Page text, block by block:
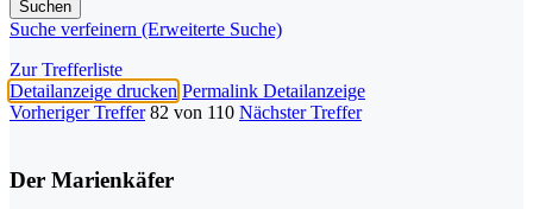
Suche verfeinern (Erweiterte Suche)
Zur Trefferliste
Detailanzeige drucken Permalink Detailanzeige
Vorheriger Treffer 82 von 110 Nächster Treffer
Der Marienkäfer